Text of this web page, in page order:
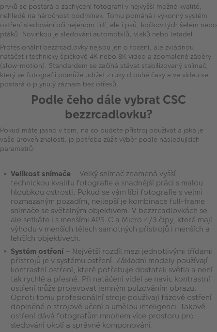
prvků se postará o zachycení fotografií v nejvyšší možné kvalitě,
nehledě na náročnost podmínek. Tomu pomáhá i výkonný systém
ostření sledování oči nejenom lidí, ale i psů, kočkovitých šelem nebo
ptáků. Novinkou je sledování automobilů, vlaků nebo letadel.
Profesionální bezzrcadlovky nejsou jen o focení, ale zvládnou
natáčet i technicky špičkové 4K nebo 8K video a zpomalené záběry
(slow-motion). Standardem se začíná stávat stabilizovaný snímač,
který ve fotografii pomůže udržet z ruky dlouhé časy a ve videu se
postará o plynulý záznam bez otřesů.
Podle čeho dále vybrat CSC
bezzrcadlovku?
Pokud máte jasno v tom, na co budete přístroj používat a jaká je
vaše úroveň znalostí, je potřeba zúžit výběr podle následujících
parametrů:
Velikost snímače – Velký snímač znamená vyšší
technickou kvalitu fotografie a snadnější práci s malou
hloubkou ostrosti. Pokud se vám líbí fotografie s velmi
rozmazaným pozadím, nejlepší je kombinace full-frame
snímače se světelným objektivem. V bezzrcadlovkách se
ale setkáte i s menšími APS-C a Micro 4/3 čipy, které mají
výhodu v menších tělech samotných přístrojů i menších a
lehčích objektivech.
Systém ostření – Největší rozdíl mezi jednotlivými třídami
přístrojů je v systému ostření. Základní modely používají
kontrastní ostření, které potřebuje dostatek světla a není
tak rychlé a přesné. Při natáčení videí se navíc kontrastní
ostření může projevovat jemným pulzováním obrazu.
Oproti tomu profesionální stroje používají fázové ostření
doplněné o strojové učení a umělou inteligenci. Takové
ostření dává fotografům mnohem více prostoru pro
sledování okolí a správné komponování.